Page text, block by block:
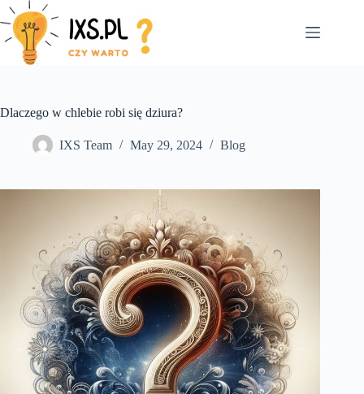
Skip
to
content
Dlaczego w chlebie robi się dziura?
IXS Team May 29, 2024 Blog